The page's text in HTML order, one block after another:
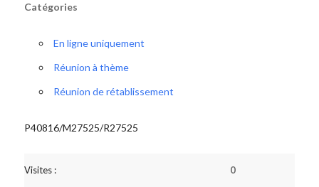
Catégories
En ligne uniquement
Réunion à thème
Réunion de rétablissement
P40816/M27525/R27525
Visites : 0